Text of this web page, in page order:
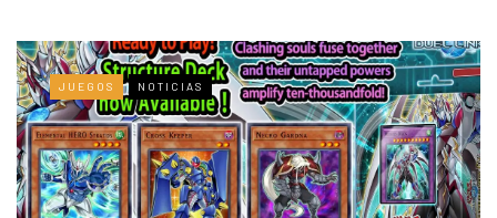
JUEGOS NOTICIAS